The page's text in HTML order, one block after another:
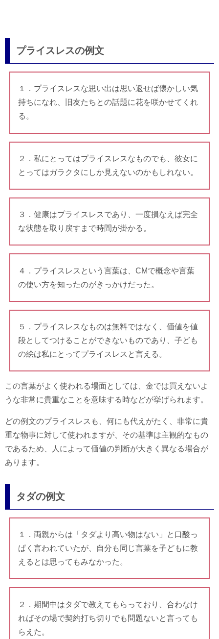
プライスレスの例文
１．プライスレスな思い出は思い返せば懐かしい気
持ちになれ、旧友たちとの話題に花を咲かせてくれ
る。
２．私にとってはプライスレスなものでも、彼女に
とってはガラクタにしか見えないのかもしれない。
３．健康はプライスレスであり、一度損なえば完全
な状態を取り戻すまで時間が掛かる。
４．プライスレスという言葉は、CMで概念や言葉
の使い方を知ったのがきっかけだった。
５．プライスレスなものは無料ではなく、価値を値
段としてつけることができないものであり、子ども
の絵は私にとってプライスレスと言える。
この言葉がよく使われる場面としては、金では買えないよ
うな非常に貴重なことを意味する時などが挙げられます。
どの例文のプライスレスも、何にも代えがたく、非常に貴
重な物事に対して使われますが、その基準は主観的なもの
であるため、人によって価値の判断が大きく異なる場合が
あります。
タダの例文
１．両親からは「タダより高い物はない」と口酸っ
ぱく言われていたが、自分も同じ言葉を子どもに教
えるとは思ってもみなかった。
２．期間中はタダで教えてもらっており、合わなけ
ればその場で契約打ち切りでも問題ないと言っても
らえた。